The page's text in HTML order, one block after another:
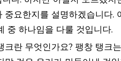
중요한지를 설명하겠습니다.
중 하나임을 다룰 것입니다.
크란 무엇인가요? 팽창 탱크